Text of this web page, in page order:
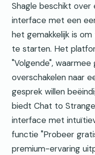
Shagle beschikt over
interface met een
het gemakkelijk is
te starten. Het
"Volgende", waarmee
overschakelen naar
gesprek willen
biedt Chat to
interface met
functie "Probeer
premium-ervaring